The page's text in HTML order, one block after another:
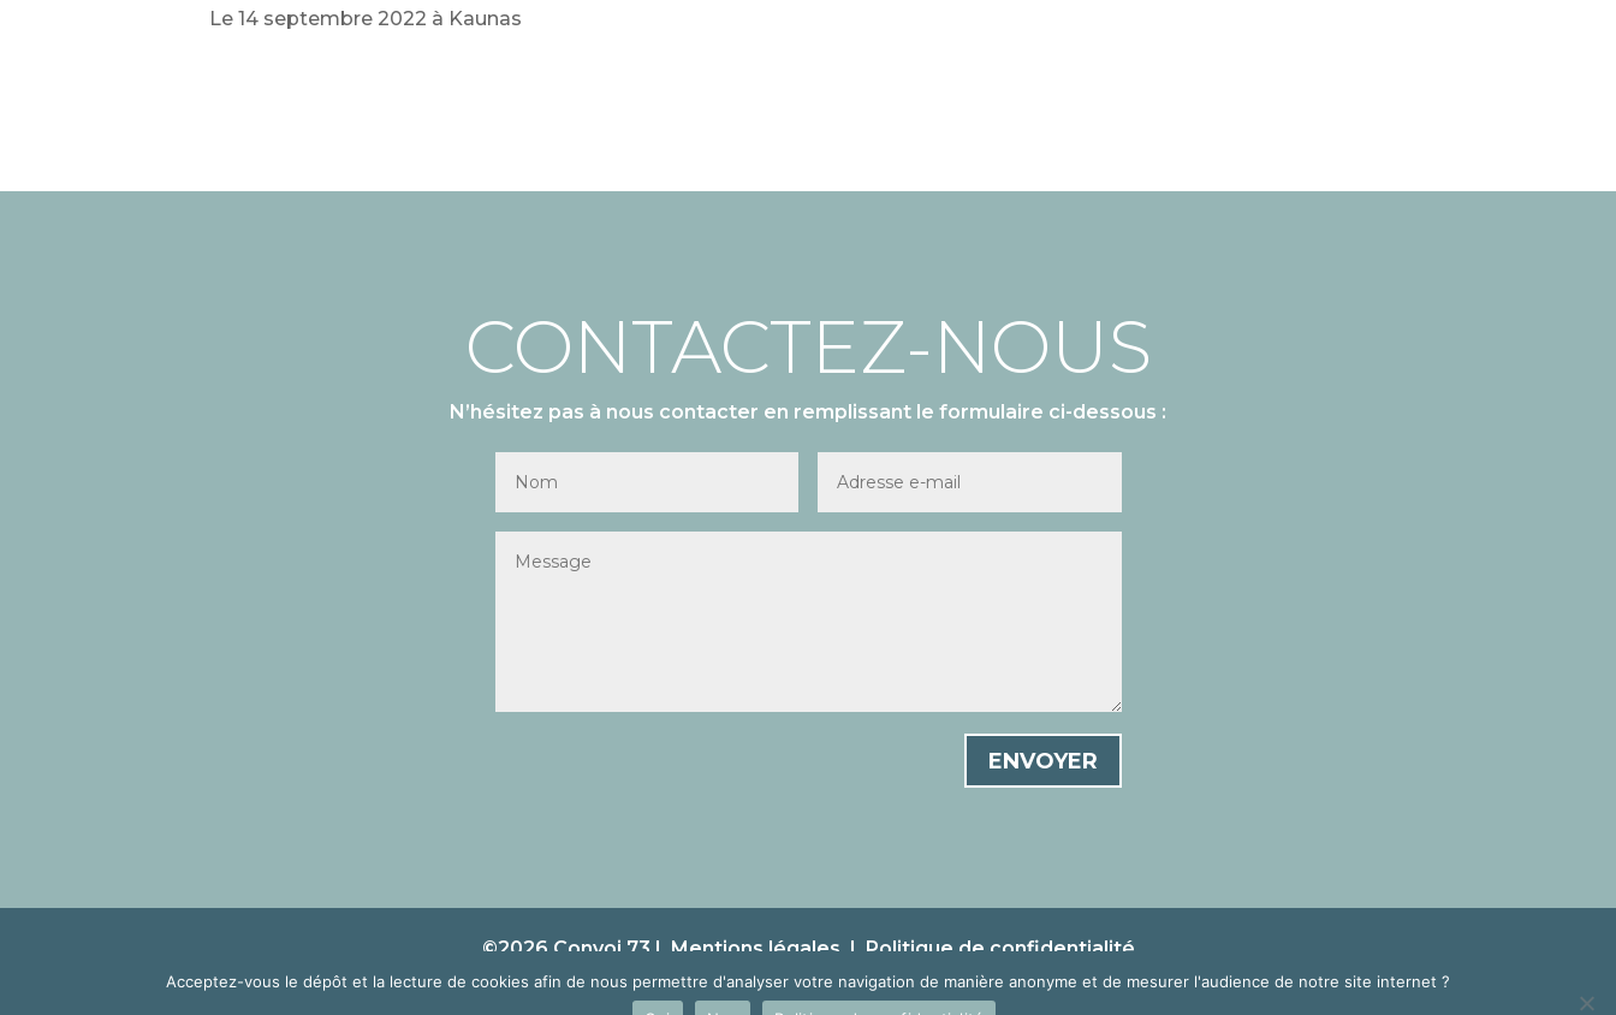
Le 14 septembre 2022 à Kaunas
CONTACTEZ-NOUS
N’hésitez pas à nous contacter en remplissant le formulaire ci-dessous :
ENVOYER
©2026 Convoi 73 | Mentions légales | Politique de confidentialité
Acceptez-vous le dépôt et la lecture de cookies afin de nous permettre d'analyser votre navigation de manière anonyme et de mesurer l'audience de notre site internet ?